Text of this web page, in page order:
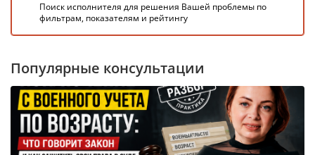
Поиск исполнителя для решения Вашей проблемы по
фильтрам, показателям и рейтингу
Популярные консультации